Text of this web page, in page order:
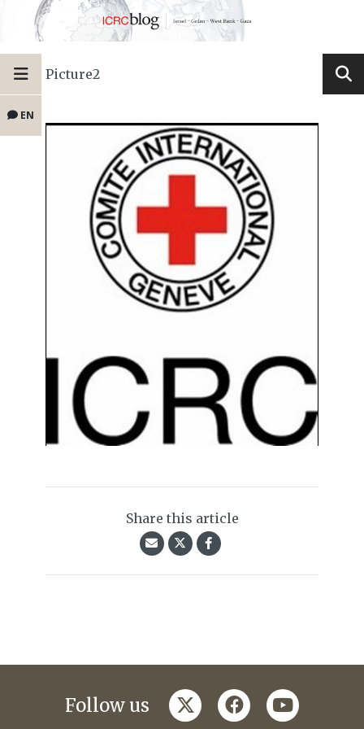
EN
Picture2
Share this article
Follow us twitterfacebookyoutube